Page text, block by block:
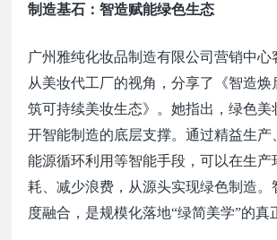
制造基石：智造赋能绿色生态
广州雅纯化妆品制造有限公司营销中心
从美妆代工厂的视角，分享了《智造焕
筑可持续美妆生态》。她指出，绿色美
开智能制造的底层支撑。通过精益生产
能源循环利用等智能手段，可以在生产
耗、减少浪费，从源头实现绿色制造。
度融合，是规模化落地“绿简美学”的真